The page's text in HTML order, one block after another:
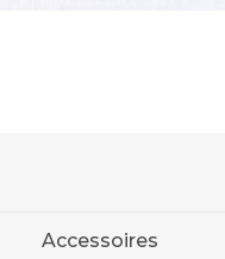
Accessoires